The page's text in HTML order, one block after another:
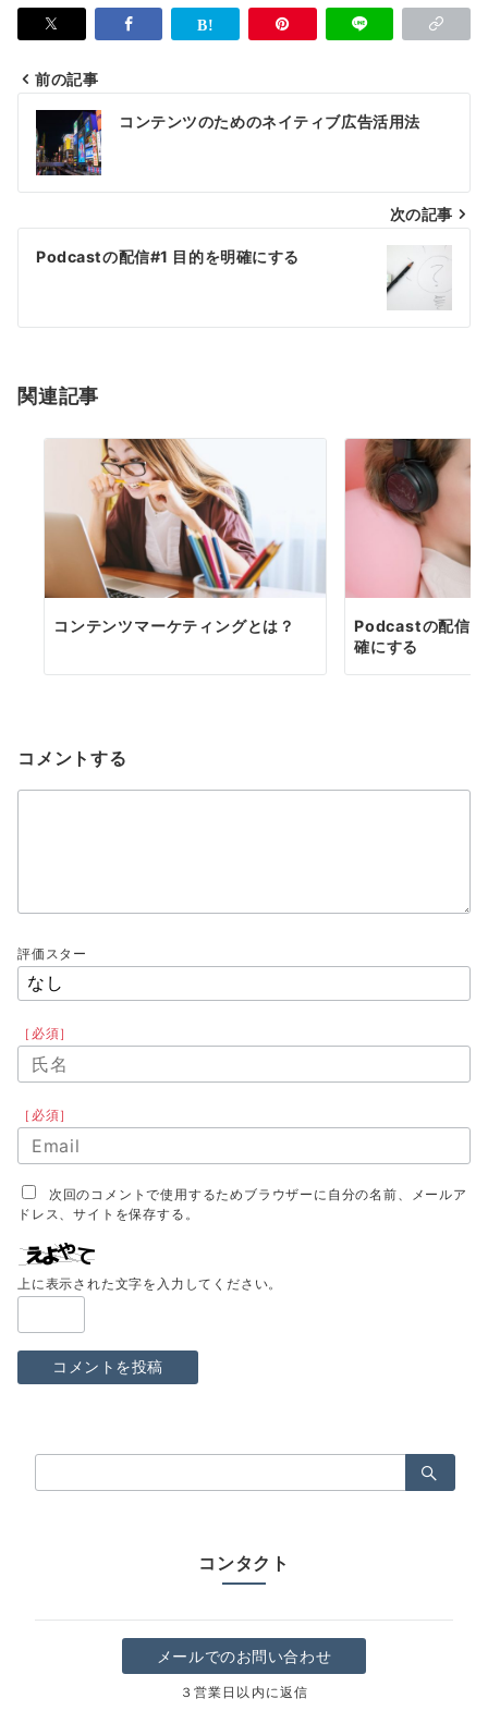
投
稿
ナ
ビ
ゲ
シ
ン
前の記事
コンテンツのためのネイティブ広告活用法
次の記事
Podcastの配信#1 目的を明確にする
関連記事
コンテンツマーケティングとは？
Podcastの配信
確にする
コメントする
評価スター
［必須］
［必須］
次回のコメントで使用するためブラウザーに自分の名前、メールア
ドレス、サイトを保存する。
上に表示された文字を入力してください。
索：
コンタクト
メールでのお問い合わせ
３営業日以内に返信